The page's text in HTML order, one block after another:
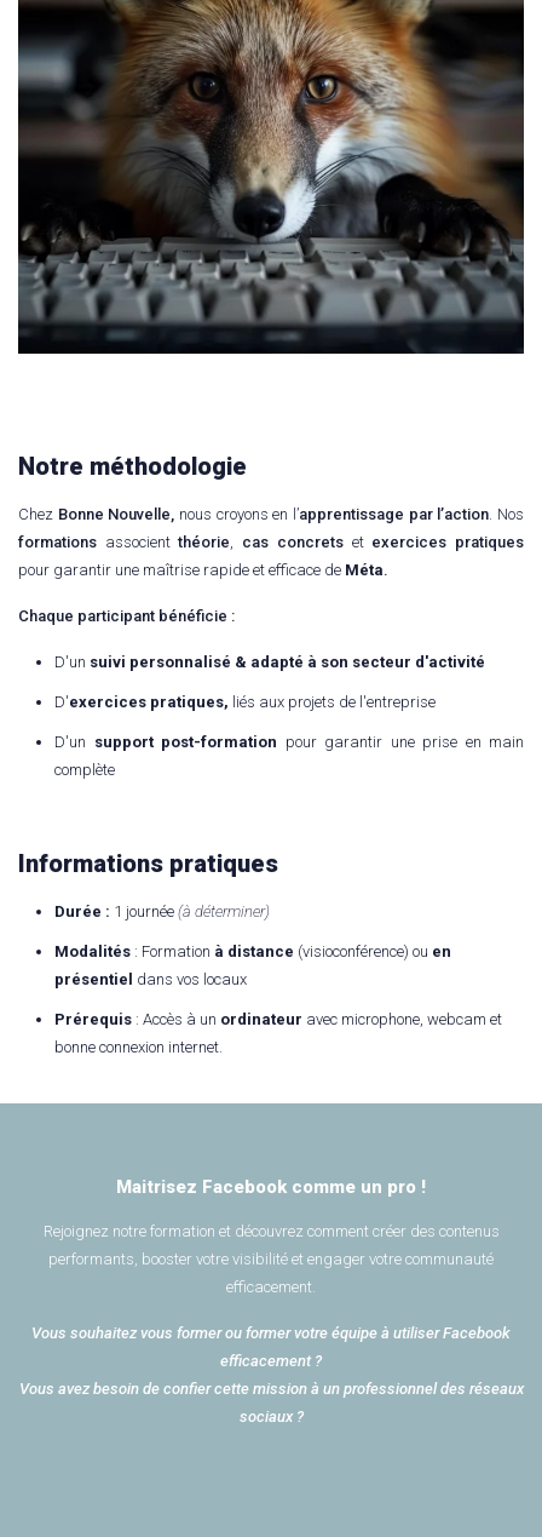
Notre méthodologie
Chez Bonne Nouvelle, nous croyons en l’apprentissage par l’action. Nos
formations associentthéorie, cas concretset exercices pratiques
pour garantir une maîtrise rapide et efficace de Méta.
Chaque participant bénéficie :
D'un suivi personnalisé & adapté à son secteur d'activité
D'exercices pratiques, liés aux projets de l'entreprise
D'un support post-formation pour garantir une prise en main
complète
Informations pratiques
Durée : 1 journée (à déterminer)
Modalités : Formation à distance (visioconférence) ou en
présentiel dans vos locaux
Prérequis : Accès à un ordinateur avec microphone, webcam et
bonne connexion internet.
Maitrisez Facebook comme un pro !
Rejoignez notre formation et découvrez comment créer des contenus
performants, booster votre visibilité et engager votre communauté
efficacement.
Vous souhaitez vous former ou former votre équipe à utiliser Facebook
efficacement ?
Vous avez besoin de confier cette mission à un professionnel des réseaux
sociaux ?